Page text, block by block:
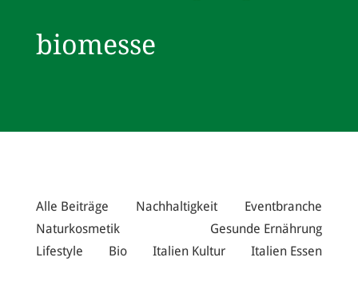
biomesse
Alle Beiträge Nachhaltigkeit
Eventbranche
Naturkosmetik
Gesunde Ernährung
Lifestyle
Bio Italien Kultur Italien Essen